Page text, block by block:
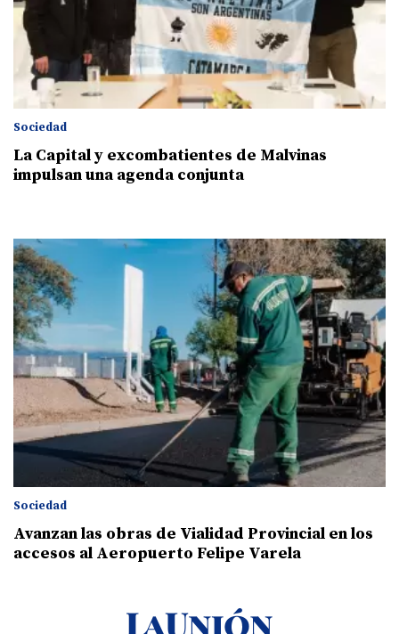
Sociedad
La Capital y excombatientes de Malvinas
impulsan una agenda conjunta
Sociedad
Avanzan las obras de Vialidad Provincial en los
accesos al Aeropuerto Felipe Varela